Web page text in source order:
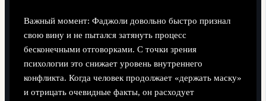
Важный момент: Фаджоли довольно быстро признал
свою вину и не пытался затянуть процесс
бесконечными отговорками. С точки зрения
психологии это снижает уровень внутреннего
конфликта. Когда человек продолжает «держать маску»
и отрицать очевидные факты, он расходует